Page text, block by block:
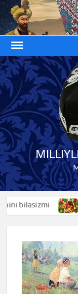
Skip
to
content